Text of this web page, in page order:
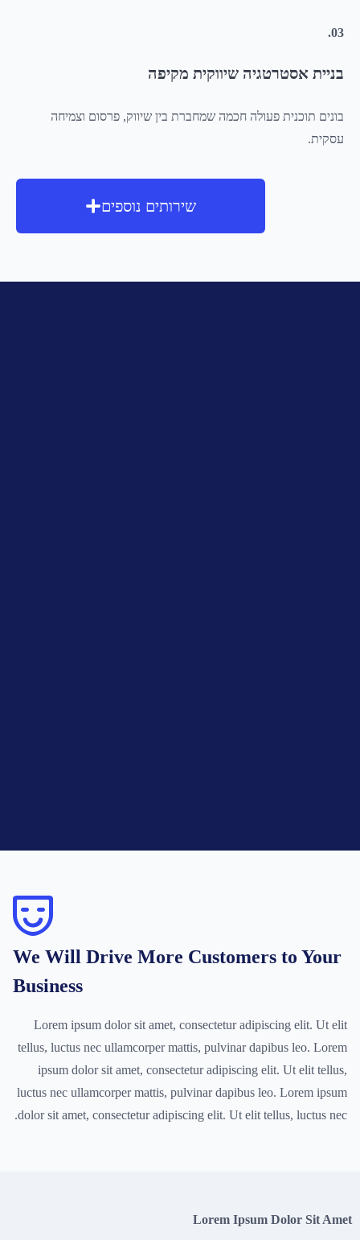
03.
בניית אסטרטגיה שיווקית מקיפה
בונים תוכנית פעולה חכמה שמחברת בין שיווק, פרסום וצמיחה
עסקית.
שירותים נוספים
We Will Drive More Customers to Your
Business
Lorem ipsum dolor sit amet, consectetur adipiscing elit. Ut elit
tellus, luctus nec ullamcorper mattis, pulvinar dapibus leo. Lorem
ipsum dolor sit amet, consectetur adipiscing elit. Ut elit tellus,
luctus nec ullamcorper mattis, pulvinar dapibus leo. Lorem ipsum
dolor sit amet, consectetur adipiscing elit. Ut elit tellus, luctus nec.
Lorem Ipsum Dolor Sit Amet